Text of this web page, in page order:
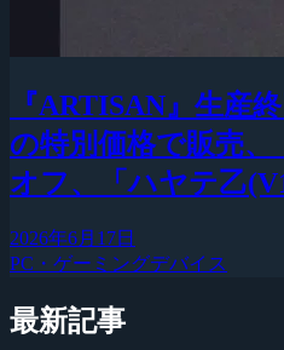
『ARTISAN』生産
の特別価格で販売
オフ、「ハヤテ乙
2026年6月17日
PC・ゲーミングデバイス
最新記事